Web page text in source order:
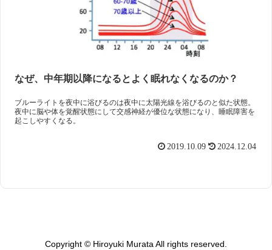
なぜ、中年期以降になるとよく眠れなくなるのか？
ブルーライトを夜中に浴びるのは夜中に太陽光線を浴びるのと似た状態。
夜中に脳や体を覚醒状態にして交感神経が優位な状態になり、睡眠障害を
起こしやすくなる。
2019.10.09 2024.12.04
Copyright © Hiroyuki Murata All rights reserved.